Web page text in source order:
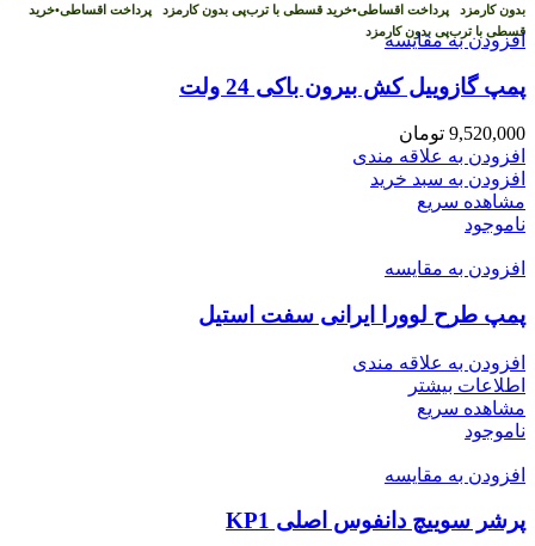
بدون کارمزد پرداخت اقساطی•خرید قسطی با ترب‌پی بدون کارمزد پرداخت اقساطی•خرید
قسطی با ترب‌پی بدون کارمزد
افزودن به مقایسه
پمپ گازوییل کش بیرون باکی 24 ولت
9,520,000 تومان
افزودن به علاقه مندی
افزودن به سبد خرید
مشاهده سریع
ناموجود
افزودن به مقایسه
پمپ طرح لوورا ایرانی سفت استیل
افزودن به علاقه مندی
اطلاعات بیشتر
مشاهده سریع
ناموجود
افزودن به مقایسه
پرشر سوییچ دانفوس اصلی KP1